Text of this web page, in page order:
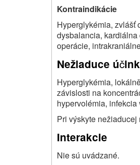
Kontraindikácie
Hyperglykémia, zvlášť
dysbalancia,
operácie,
Nežiaduce úč
Hyperglykémia,
závislosti na
hypervolémia, infekcia
Pri výskyte
Interakcie
Nie sú uvádzané.